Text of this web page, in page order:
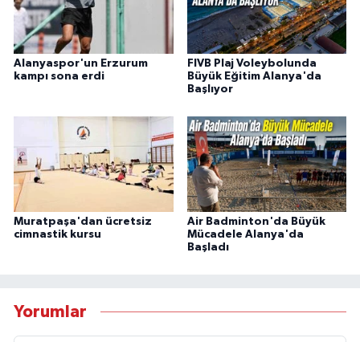
Alanyaspor'un Erzurum
kampı sona erdi
FIVB Plaj Voleybolunda
Büyük Eğitim Alanya'da
Başlıyor
Muratpaşa'dan ücretsiz
cimnastik kursu
Air Badminton'da Büyük
Mücadele Alanya'da
Başladı
Yorumlar